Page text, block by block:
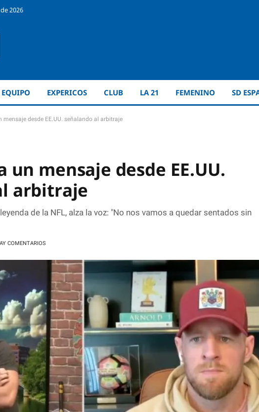
2026
EXPERICOS CLUB LA 21 FEMENINO SD
desde EE.UU. señalando al arbitraje
un mensaje desde EE.UU.
arbitraje
de la NFL, alza la voz: "No nos vamos a quedar sentados sin
COMENTARIOS